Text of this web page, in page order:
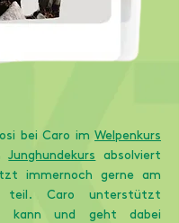
bei Caro im Welpenkurs
Junghundekurs
absolviert
immernoch gerne am
teil. Caro unterstützt
kann und geht dabei